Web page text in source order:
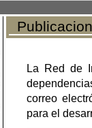
La Red de
correo
para el